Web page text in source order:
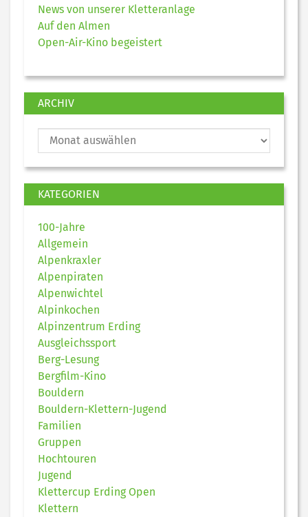
News von unserer Kletteranlage
Auf den Almen
Open-Air-Kino begeistert
ARCHIV
KATEGORIEN
100-Jahre
Allgemein
Alpenkraxler
Alpenpiraten
Alpenwichtel
Alpinkochen
Alpinzentrum Erding
Ausgleichssport
Berg-Lesung
Bergfilm-Kino
Bouldern
Bouldern-Klettern-Jugend
Familien
Gruppen
Hochtouren
Jugend
Klettercup Erding Open
Klettern